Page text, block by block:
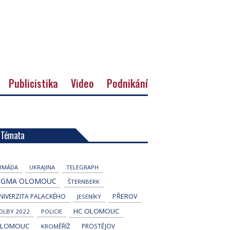
Publicistika Video Podnikání
Témata
UKRAJINA TELEGRAPH
OLOMOUC ŠTERNBERK
PALACKÉHO JESENÍKY PŘEROV
2022 POLICIE
HC OLOMOUC
KROMĚŘÍŽ PROSTĚJOV